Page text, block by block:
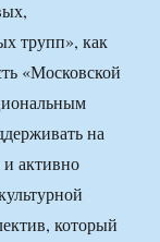
трупп», как
«Московской
на
и активно
который